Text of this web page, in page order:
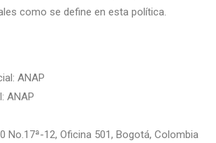
como se define en esta política.
ANAP
ANAP
No.17ª-12, Oficina 501, Bogotá, Colombia